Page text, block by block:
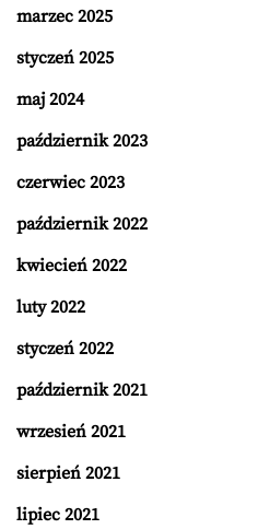
marzec 2025
styczeń 2025
maj 2024
październik 2023
czerwiec 2023
październik 2022
kwiecień 2022
luty 2022
styczeń 2022
październik 2021
wrzesień 2021
sierpień 2021
lipiec 2021